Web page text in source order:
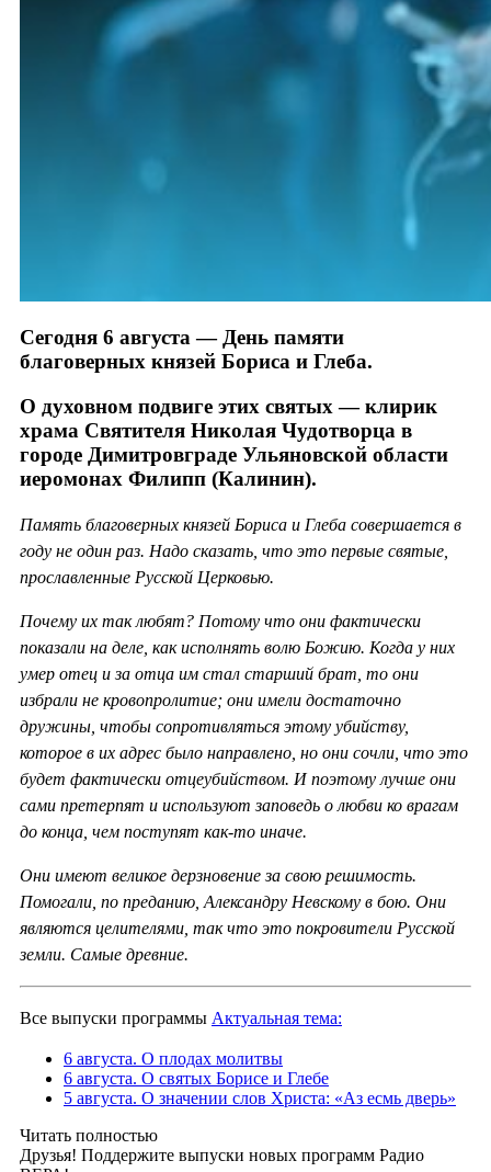
Сегодня 6 августа — День памяти
благоверных князей Бориса и Глеба.
О духовном подвиге этих святых — клирик
храма Святителя Николая Чудотворца в
городе Димитровграде Ульяновской области
иеромонах Филипп (Калинин).
Память благоверных князей Бориса и Глеба совершается в
году не один раз. Надо сказать, что это первые святые,
прославленные Русской Церковью.
Почему их так любят? Потому что они фактически
показали на деле, как исполнять волю Божию. Когда у них
умер отец и за отца им стал старший брат, то они
избрали не кровопролитие; они имели достаточно
дружины, чтобы сопротивляться этому убийству,
которое в их адрес было направлено, но они сочли, что это
будет фактически отцеубийством. И поэтому лучше они
сами претерпят и используют заповедь о любви ко врагам
до конца, чем поступят как-то иначе.
Они имеют великое дерзновение за свою решимость.
Помогали, по преданию, Александру Невскому в бою. Они
являются целителями, так что это покровители Русской
земли. Самые древние.
Все выпуски программы Актуальная тема:
6 августа. О плодах молитвы
6 августа. О святых Борисе и Глебе
5 августа. О значении слов Христа: «Аз есмь дверь»
Читать полностью
Друзья! Поддержите выпуски новых программ Радио